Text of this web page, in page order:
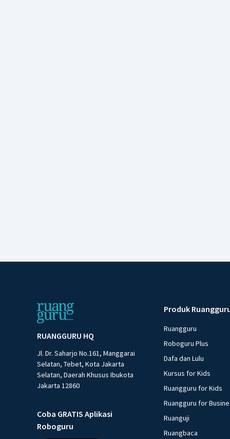
RUANGGURU HQ
Jl. Dr. Saharjo No.161, Manggarai
Selatan, Tebet, Kota Jakarta
Selatan, Daerah Khusus Ibukota
Jakarta 12860
Coba GRATIS Aplikasi
Roboguru
Produk
Ruangguru
Roboguru Plus
Dafa dan Lulu
Kursus for Kids
Ruangguru for Kids
Ruangguru for
Ruanguji
Ruangbaca